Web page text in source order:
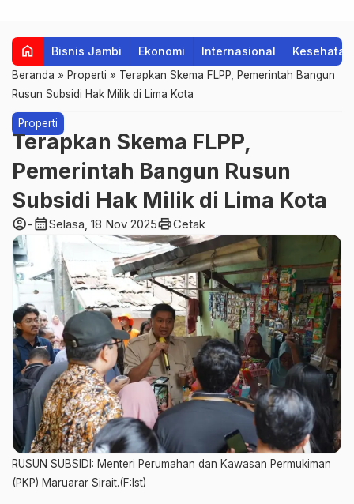
home Bisnis Jambi Ekonomi Internasional Kesehatan
Beranda » Properti » Terapkan Skema FLPP, Pemerintah Bangun
Rusun Subsidi Hak Milik di Lima Kota
Properti
Terapkan Skema FLPP,
Pemerintah Bangun Rusun
Subsidi Hak Milik di Lima Kota
account_circle-calendar_monthSelasa, 18 Nov 2025printCetak
RUSUN SUBSIDI: Menteri Perumahan dan Kawasan Permukiman
(PKP) Maruarar Sirait.(F:Ist)